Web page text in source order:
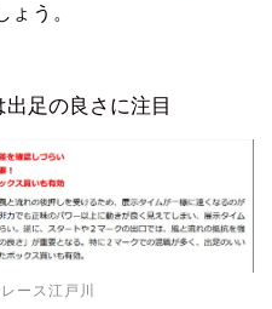
う。
足の良さに注目
ース江戸川